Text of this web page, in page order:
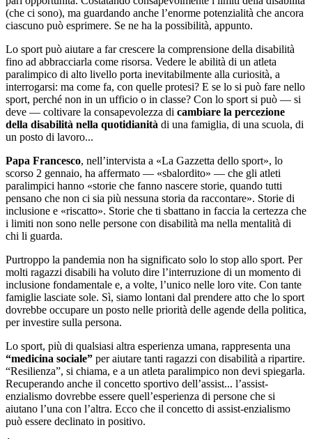
(che ci sono), ma guardando anche l’enorme potenzialità che ancora
ciascuno può esprimere. Se ne ha la possibilità, appunto.
Lo sport può aiutare a far crescere la comprensione della disabilità
fino ad abbracciarla come risorsa. Vedere le abilità di un atleta
paralimpico di alto livello porta inevitabilmente alla curiosità, a
interrogarsi: ma come fa, con quelle protesi? E se lo si può fare nello
sport, perché non in un ufficio o in classe? Con lo sport si può — si
deve — coltivare la consapevolezza di cambiare la percezione
della disabilità nella quotidianità di una famiglia, di una scuola, di
un posto di lavoro...
Papa Francesco, nell’intervista a «La Gazzetta dello sport», lo
scorso 2 gennaio, ha affermato — «sbalordito» — che gli atleti
paralimpici hanno «storie che fanno nascere storie, quando tutti
pensano che non ci sia più nessuna storia da raccontare». Storie di
inclusione e «riscatto». Storie che ti sbattano in faccia la certezza che
i limiti non sono nelle persone con disabilità ma nella mentalità di
chi li guarda.
Purtroppo la pandemia non ha significato solo lo stop allo sport. Per
molti ragazzi disabili ha voluto dire l’interruzione di un momento di
inclusione fondamentale e, a volte, l’unico nelle loro vite. Con tante
famiglie lasciate sole. Sì, siamo lontani dal prendere atto che lo sport
dovrebbe occupare un posto nelle priorità delle agende della politica,
per investire sulla persona.
Lo sport, più di qualsiasi altra esperienza umana, rappresenta una
“medicina sociale” per aiutare tanti ragazzi con disabilità a ripartire.
“Resilienza”, si chiama, e a un atleta paralimpico non devi spiegarla.
Recuperando anche il concetto sportivo dell’assist... l’assist-
enzialismo dovrebbe essere quell’esperienza di persone che si
aiutano l’una con l’altra. Ecco che il concetto di assist-enzialismo
può essere declinato in positivo.